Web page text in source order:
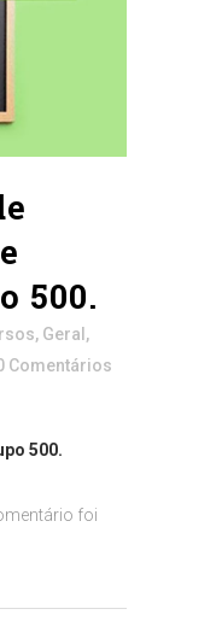
500.
, Geral ,
Comentários
500.
foi